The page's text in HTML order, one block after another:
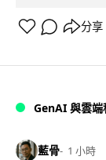
分享
GenAI 與雲端
藍骨 1 小時